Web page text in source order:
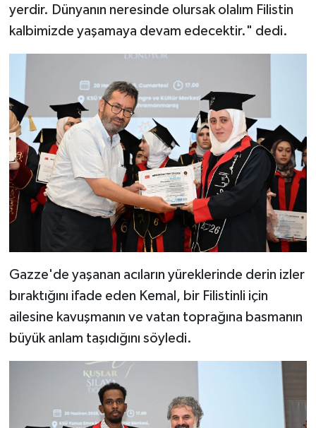
yerdir. Dünyanın neresinde olursak olalım Filistin
kalbimizde yaşamaya devam edecektir." dedi.
Gazze'de yaşanan acıların yüreklerinde derin izler
bıraktığını ifade eden Kemal, bir Filistinli için
ailesine kavuşmanın ve vatan toprağına basmanın
büyük anlam taşıdığını söyledi.